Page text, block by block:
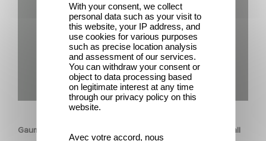
SERIE
Gaumont USA Acquires OPUS, an Investigation into the Fall
With your consent, we collect
personal data such as your visit to
this website, your IP address, and
use cookies for various purposes
such as precise location analysis
and assessment of our services.
You can withdraw your consent or
object to data processing based
on legitimate interest at any time
through our privacy policy on this
website.
Avec votre accord, nous